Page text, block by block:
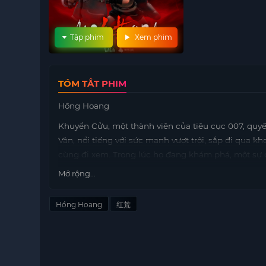
Xem phim
Tập phim
TÓM TẮT PHIM
Hồng Hoang
Khuyển Cửu, một thành viên của tiêu cục 007,
Vân, nổi tiếng với sức mạnh vượt trội, sắp đi qua
thầm cướp hàng.
Cửu cũng không may bị hôn mê bất tỉnh trong
Mở rộng...
Hồng Hoang 红荒